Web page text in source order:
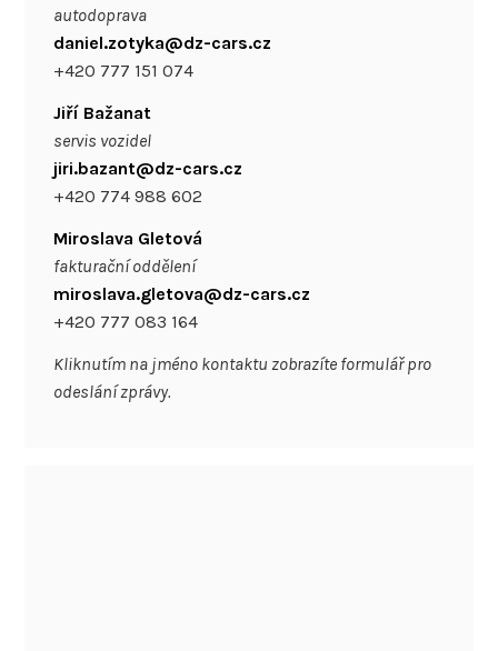
autodoprava
daniel.zotyka@dz-cars.cz
+420 777 151 074
Jiří Bažanat
servis vozidel
jiri.bazant@dz-cars.cz
+420 774 988 602
Miroslava Gletová
fakturační oddělení
miroslava.gletova@dz-cars.cz
+420 777 083 164
Kliknutím na jméno kontaktu zobrazíte formulář pro
odeslání zprávy.